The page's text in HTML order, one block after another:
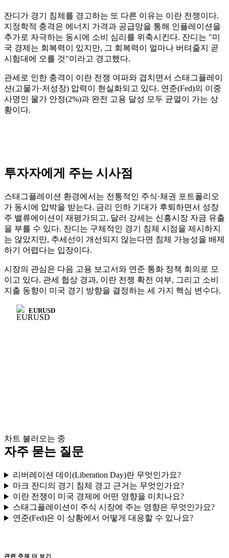
잔디가 경기 침체를 경고하는 또 다른 이유는 이란 전쟁이다.
지정학적 충격은 에너지 가격과 공급망을 통해 인플레이션을
추가로 자극하는 동시에 소비 심리를 위축시킨다. 잔디는 "미
국 경제는 회복력이 있지만, 그 회복력이 얼마나 버텨줄지 곧
시험대에 오를 것"이라고 경고했다.
관세로 인한 충격이 이란 전쟁 여파와 겹치면서 스태그플레이
션(고물가·저성장) 압력이 현실화되고 있다. 연준(Fed)의 이중
사명인 물가 안정(2%)과 완전 고용 달성 모두 균열이 가는 상
황이다.
투자자에게 주는 시사점
스태그플레이션 환경에서는 전통적인 주식·채권 포트폴리오
가 동시에 압박을 받는다. 금리 인하 기대가 후퇴하면서 성장
주 밸류에이션이 재평가되고, 달러 강세는 신흥시장 자금 유출
을 부를 수 있다. 잔디는 구체적인 경기 침체 시점을 제시하지
는 않았지만, 추세선이 개선되지 않는다면 침체 가능성을 배제
하기 어렵다는 입장이다.
시장의 관심은 다음 고용 보고서와 연준 통화 정책 회의로 모
이고 있다. 관세 협상 경과, 이란 전쟁 확전 여부, 그리고 소비
지출 동향이 미국 경기 방향을 결정하는 세 가지 핵심 변수다.
EURUSD
차트 불러오는 중
자주 묻는 질문
리버레이션 데이(Liberation Day)란 무엇인가요?
마크 잔디의 경기 침체 경고 근거는 무엇인가요?
이란 전쟁이 미국 경제에 어떤 영향을 미치나요?
스태그플레이션이 주식 시장에 주는 영향은 무엇인가요?
연준(Fed)은 이 상황에서 어떻게 대응할 수 있나요?
관련 주제 더 보기